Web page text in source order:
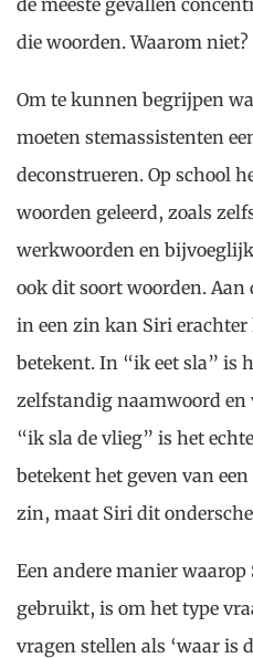
de meeste gevallen
die woorden. Waarom niet?
Om te kunnen begrijpen
moeten stemassistenten
deconstrueren. Op school
woorden geleerd, zoals
werkwoorden en
ook dit soort woorden.
in een zin kan Siri
betekent. In “ik eet sla” is
zelfstandig naamwoord en
“ik sla de vlieg” is het
betekent het geven van
zin, maat Siri dit
Een andere manier
gebruikt, is om het type
vragen stellen als ‘waar is